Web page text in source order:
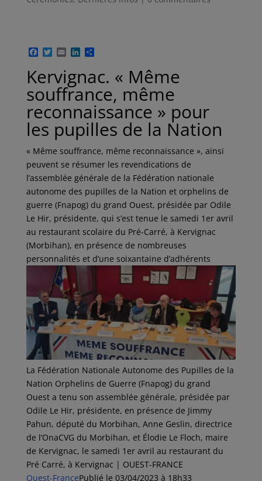
F
c
e
b
o
o
k
T
i
t
t
e
r
E
a
i
l
L
n
k
e
d
I
n
P
r
t
a
g
e
r
Kervignac. « Même
souffrance, même
reconnaissance » pour
les pupilles de la Nation
« Même souffrance, même reconnaissance », ainsi
peuvent se résumer les revendications de
l’assemblée générale de la Fédération nationale
autonome des pupilles de la Nation et orphelins de
guerre (Fnapog) du grand Ouest, présidée par Odile
Le Hir, présidente, qui s’est tenue le samedi 1er avril
au restaurant scolaire du Pré-Carré, à Kervignac
(Morbihan), en présence de nombreuses
personnalités et d’une soixantaine d’adhérents
La Fédération Nationale Autonome des Pupilles de la
Nation Orphelins de Guerre (Fnapog) du grand
Ouest a tenu son assemblée générale, présidée par
Odile Le Hir, présidente, en présence de Jimmy
Pahun, député du Morbihan, Anne Geslin, directrice
de l’OnaCVG du Morbihan, et Élodie Le Floch, maire
de Kervignac, le samedi 1er avril au restaurant du
Pré Carré, à Kervignac | OUEST-FRANCE
Ouest-FrancePublié le 03/04/2023 à 18h33